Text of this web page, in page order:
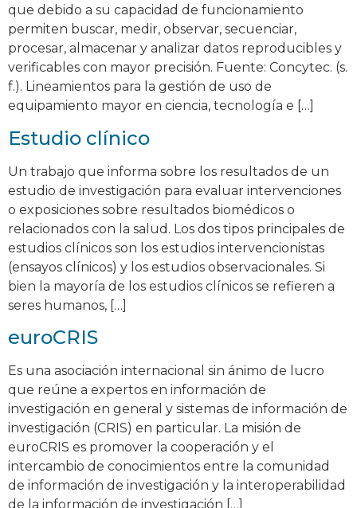
que debido a su capacidad de funcionamiento
permiten buscar, medir, observar, secuenciar,
procesar, almacenar y analizar datos reproducibles y
verificables con mayor precisión. Fuente: Concytec. (s.
f.). Lineamientos para la gestión de uso de
equipamiento mayor en ciencia, tecnología e […]
Estudio clínico
Un trabajo que informa sobre los resultados de un
estudio de investigación para evaluar intervenciones
o exposiciones sobre resultados biomédicos o
relacionados con la salud. Los dos tipos principales de
estudios clínicos son los estudios intervencionistas
(ensayos clínicos) y los estudios observacionales. Si
bien la mayoría de los estudios clínicos se refieren a
seres humanos, […]
euroCRIS
Es una asociación internacional sin ánimo de lucro
que reúne a expertos en información de
investigación en general y sistemas de información de
investigación (CRIS) en particular. La misión de
euroCRIS es promover la cooperación y el
intercambio de conocimientos entre la comunidad
de información de investigación y la interoperabilidad
de la información de investigación […]